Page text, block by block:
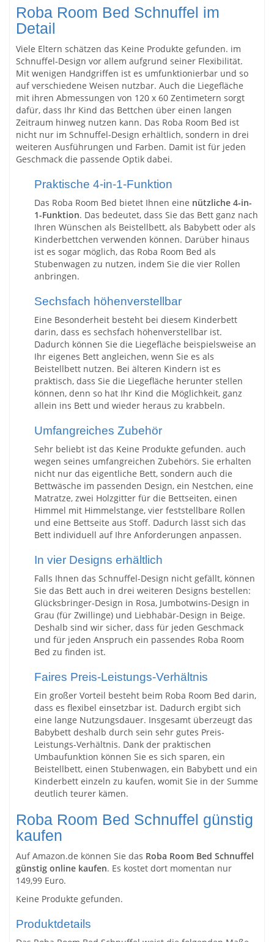
Roba Room Bed Schnuffel im
Detail
Viele Eltern schätzen das Keine Produkte gefunden. im
Schnuffel-Design vor allem aufgrund seiner Flexibilität.
Mit wenigen Handgriffen ist es umfunktionierbar und so
auf verschiedene Weisen nutzbar. Auch die Liegefläche
mit ihren Abmessungen von 120 x 60 Zentimetern sorgt
dafür, dass Ihr Kind das Bettchen über einen langen
Zeitraum hinweg nutzen kann. Das Roba Room Bed ist
nicht nur im Schnuffel-Design erhältlich, sondern in drei
weiteren Ausführungen und Farben. Damit ist für jeden
Geschmack die passende Optik dabei.
Praktische 4-in-1-Funktion
Das Roba Room Bed bietet Ihnen eine nützliche 4-in-
1-Funktion. Das bedeutet, dass Sie das Bett ganz nach
Ihren Wünschen als Beistellbett, als Babybett oder als
Kinderbettchen verwenden können. Darüber hinaus
ist es sogar möglich, das Roba Room Bed als
Stubenwagen zu nutzen, indem Sie die vier Rollen
anbringen.
Sechsfach höhenverstellbar
Eine Besonderheit besteht bei diesem Kinderbett
darin, dass es sechsfach höhenverstellbar ist.
Dadurch können Sie die Liegefläche beispielsweise an
Ihr eigenes Bett angleichen, wenn Sie es als
Beistellbett nutzen. Bei älteren Kindern ist es
praktisch, dass Sie die Liegefläche herunter stellen
können, denn so hat Ihr Kind die Möglichkeit, ganz
allein ins Bett und wieder heraus zu krabbeln.
Umfangreiches Zubehör
Sehr beliebt ist das Keine Produkte gefunden. auch
wegen seines umfangreichen Zubehörs. Sie erhalten
nicht nur das eigentliche Bett, sondern auch die
Bettwäsche im passenden Design, ein Nestchen, eine
Matratze, zwei Holzgitter für die Bettseiten, einen
Himmel mit Himmelstange, vier feststellbare Rollen
und eine Bettseite aus Stoff. Dadurch lässt sich das
Bett individuell auf Ihre Anforderungen anpassen.
In vier Designs erhältlich
Falls Ihnen das Schnuffel-Design nicht gefällt, können
Sie das Bett auch in drei weiteren Designs bestellen:
Glücksbringer-Design in Rosa, Jumbotwins-Design in
Grau (für Zwillinge) und Liebhabär-Design in Beige.
Deshalb sind wir sicher, dass für jeden Geschmack
und für jeden Anspruch ein passendes Roba Room
Bed zu finden ist.
Faires Preis-Leistungs-Verhältnis
Ein großer Vorteil besteht beim Roba Room Bed darin,
dass es flexibel einsetzbar ist. Dadurch ergibt sich
eine lange Nutzungsdauer. Insgesamt überzeugt das
Babybett deshalb durch sein sehr gutes Preis-
Leistungs-Verhältnis. Dank der praktischen
Umbaufunktion können Sie es sich sparen, ein
Beistellbett, einen Stubenwagen, ein Babybett und ein
Kinderbett einzeln zu kaufen, womit Sie in der Summe
deutlich teurer kämen.
Roba Room Bed Schnuffel günstig
kaufen
Auf Amazon.de können Sie das Roba Room Bed Schnuffel
günstig online kaufen. Es kostet dort momentan nur
149,99 Euro.
Keine Produkte gefunden.
Produktdetails